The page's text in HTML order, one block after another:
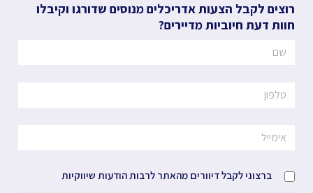
רוצים לקבל הצעות אדריכלים מנוסים שדורגו וקיבלו
חוות דעת חיוביות מדיירים?
ברצוני לקבל דיוורים מהאתר לרבות הודעות שיווקיות